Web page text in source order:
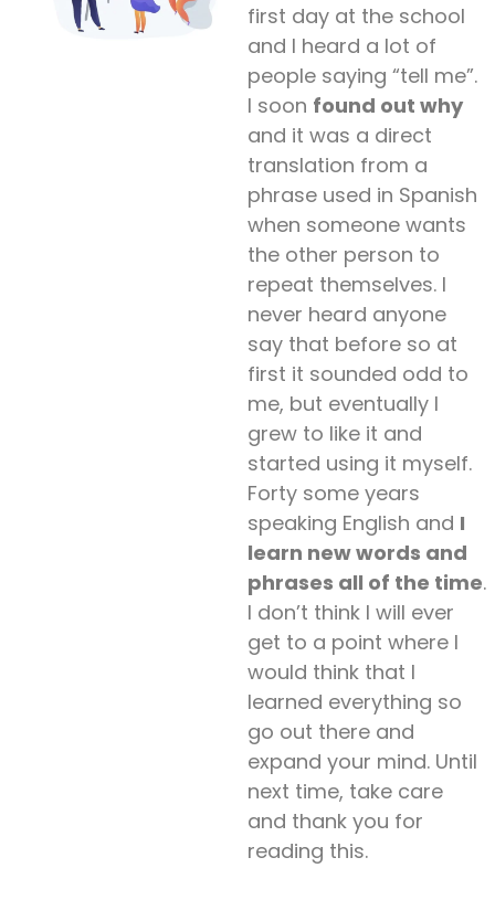
first day at the school
and I heard a lot of
people saying “tell me”.
I soon found out why
and it was a direct
translation from a
phrase used in Spanish
when someone wants
the other person to
repeat themselves. I
never heard anyone
say that before so at
first it sounded odd to
me, but eventually I
grew to like it and
started using it myself.
Forty some years
speaking English and I
learn new words and
phrases all of the time.
I don’t think I will ever
get to a point where I
would think that I
learned everything so
go out there and
expand your mind. Until
next time, take care
and thank you for
reading this.